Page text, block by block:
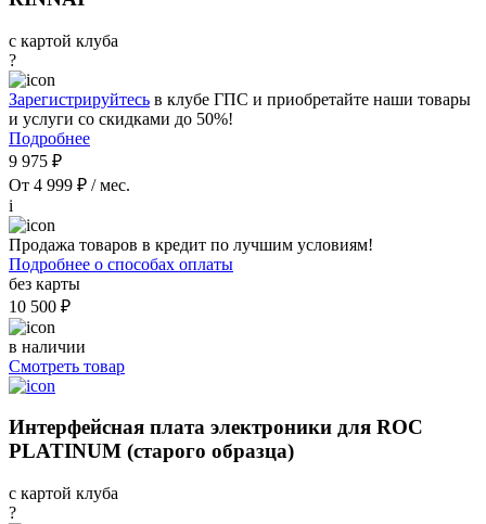
с картой клуба
?
Зарегистрируйтесь в клубе ГПС и приобретайте наши товары
и услуги со скидками до 50%!
Подробнее
9 975 ₽
От 4 999 ₽ / мес.
i
Продажа товаров в кредит по лучшим условиям!
Подробнее о способах оплаты
без карты
10 500 ₽
в наличии
Смотреть товар
Интерфейсная плата электроники для ROC
PLATINUM (старого образца)
с картой клуба
?